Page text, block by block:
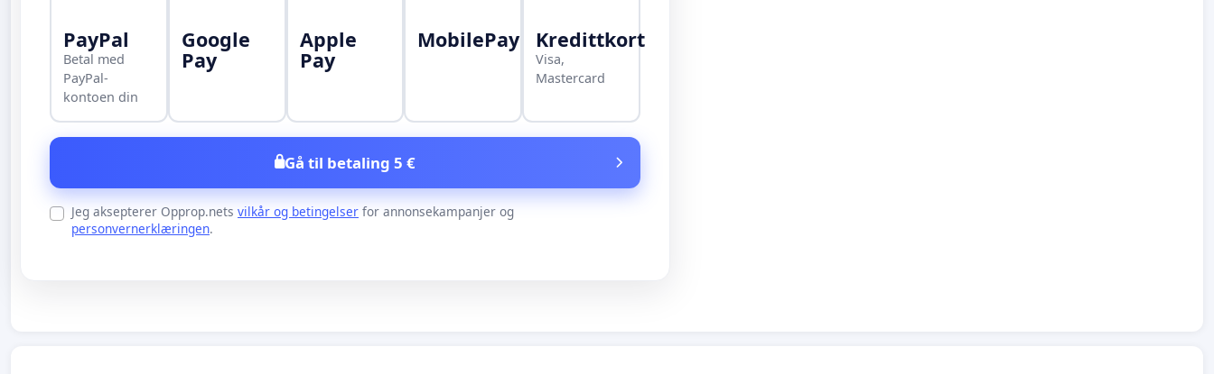
PayPal
Betal med
PayPal-
kontoen din
Google
Pay
Apple
Pay
MobilePay Kredittkort
Visa,
Mastercard
Gå til betaling 5 €
Jeg aksepterer Opprop.nets vilkår og betingelser for annonsekampanjer og
personvernerklæringen.